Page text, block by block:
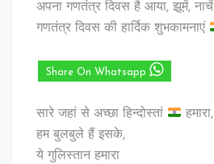
अपना गणतंत्र दिवस है आया, झूमें, नाचें
गणतंत्र दिवस की हार्दिक शुभकामनाएं
Share On Whatsapp
सारे जहां से अच्छा हिन्दोस्तां
हमारा,
हम बुलबुले हैं इसके,
ये गुलिस्तान हमारा